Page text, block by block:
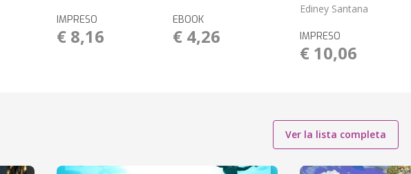
IMPRESO
€ 8,16
EBOOK
€ 4,26
Ediney Santana
IMPRESO
€ 10,06
Ver la lista completa